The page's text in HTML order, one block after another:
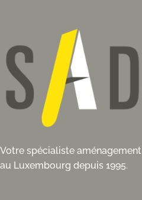
Votre spécialiste aménagement
au Luxembourg depuis 1995.